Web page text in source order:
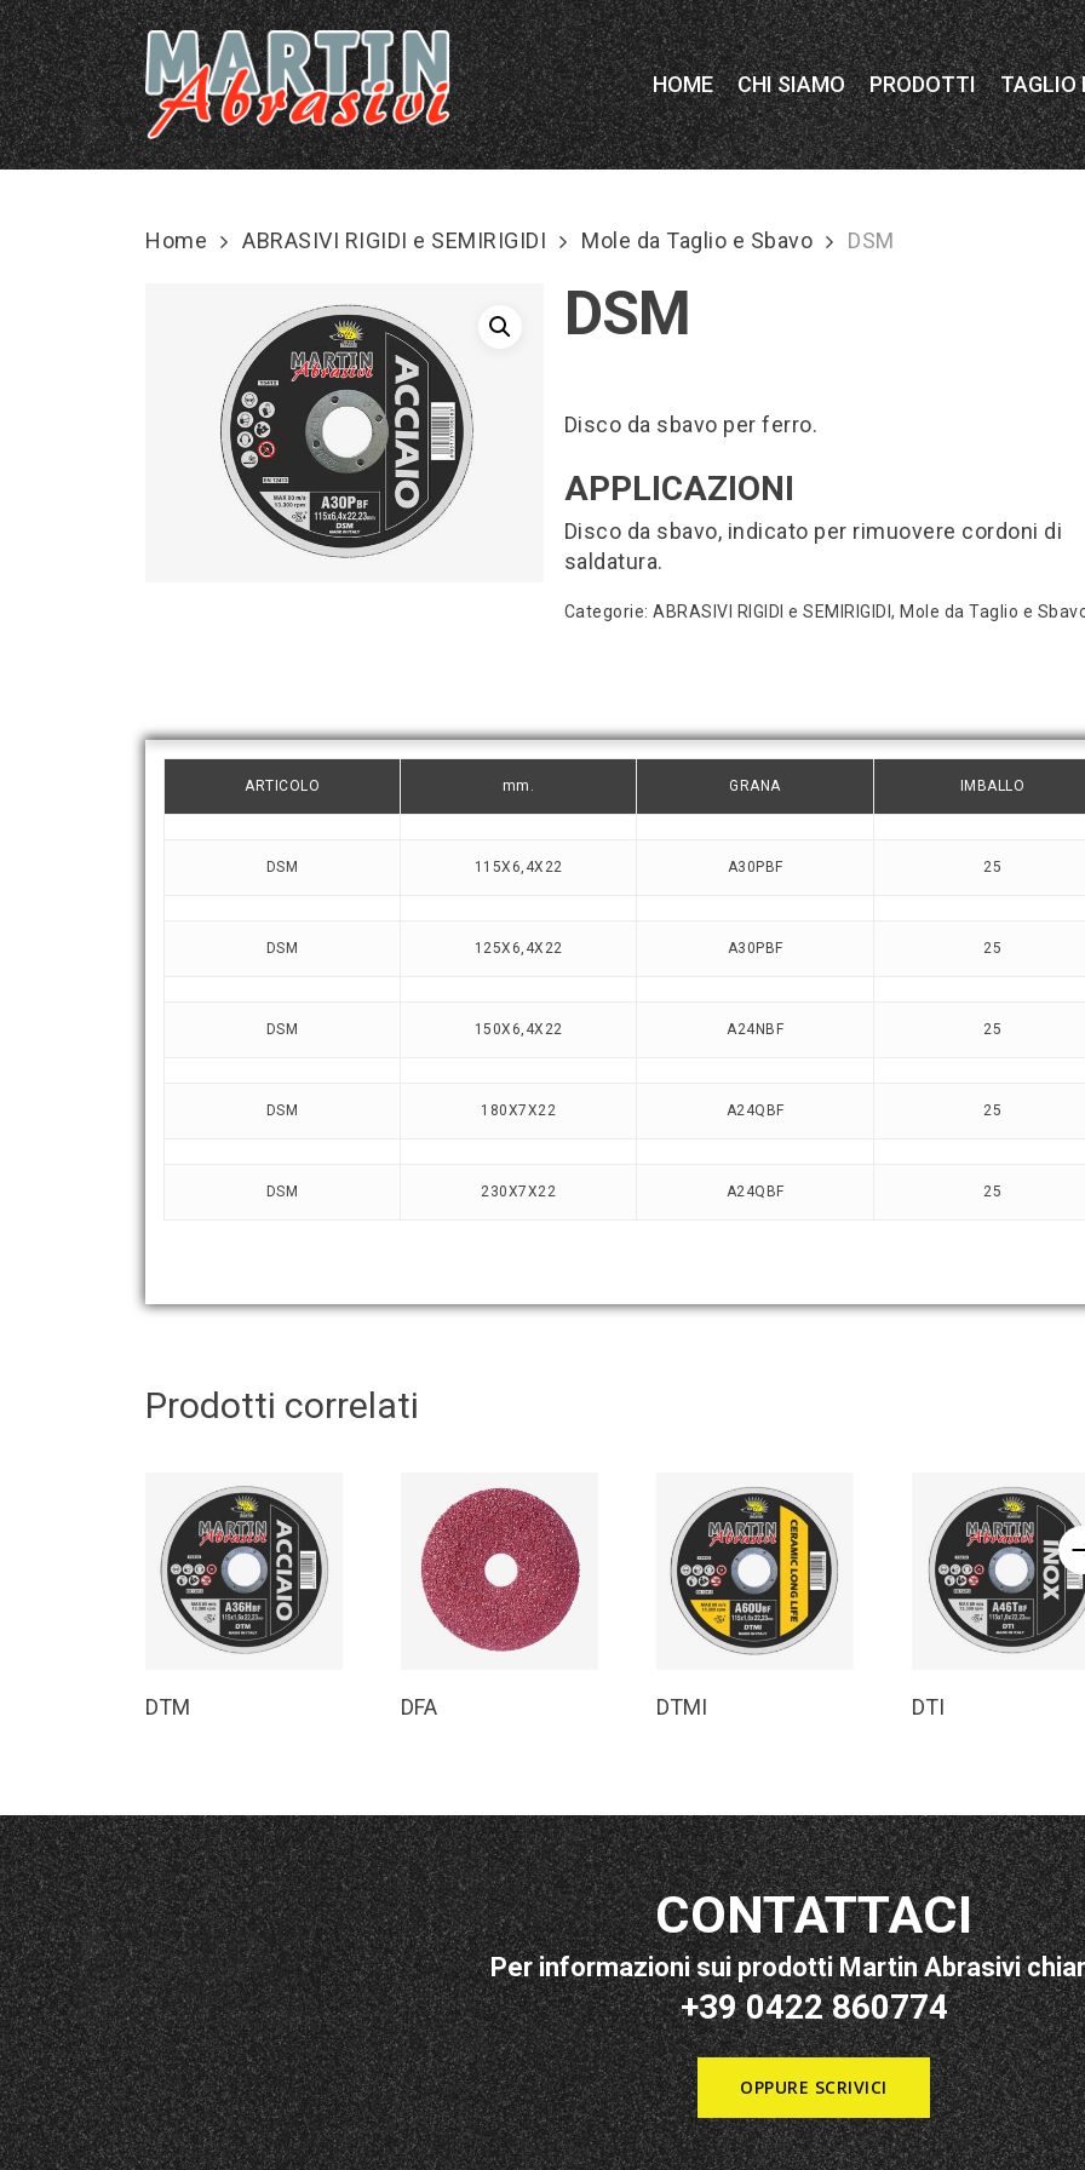
Skip
to
main
content
HOME CHI SIAMO PRODOTTI TAGLIO
Home ABRASIVI RIGIDI e SEMIRIGIDI Mole da Taglio e Sbavo DSM
DSM
Disco da sbavo per ferro.
APPLICAZIONI
Disco da sbavo, indicato per rimuovere cordoni di
saldatura.
Categorie:ABRASIVI RIGIDI e SEMIRIGIDI, Mole da Taglio e
ARTICOLO mm. GRANA IMBALLO
DSM 115X6,4X22 A30PBF 25
DSM 125X6,4X22 A30PBF 25
DSM 150X6,4X22 A24NBF 25
DSM 180X7X22 A24QBF 25
DSM 230X7X22 A24QBF 25
Prodotti correlati
DTM DFA DTMI DTI
CONTATTACI
Per informazioni sui prodotti Martin Abrasivi
+39 0422 860774
OPPURE SCRIVICI